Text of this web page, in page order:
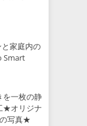
家庭内の
Smart
を一枚の静
★オリジナ
写真★